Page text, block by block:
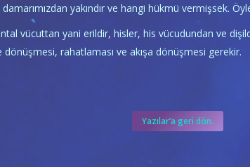
yakındır ve hangi hükmü vermişsek.
vücuttan yani erildir, hisler, his vücudundan ve
rahatlaması ve akışa dönüşmesi gerekir.
Yazılar’a geri dön.